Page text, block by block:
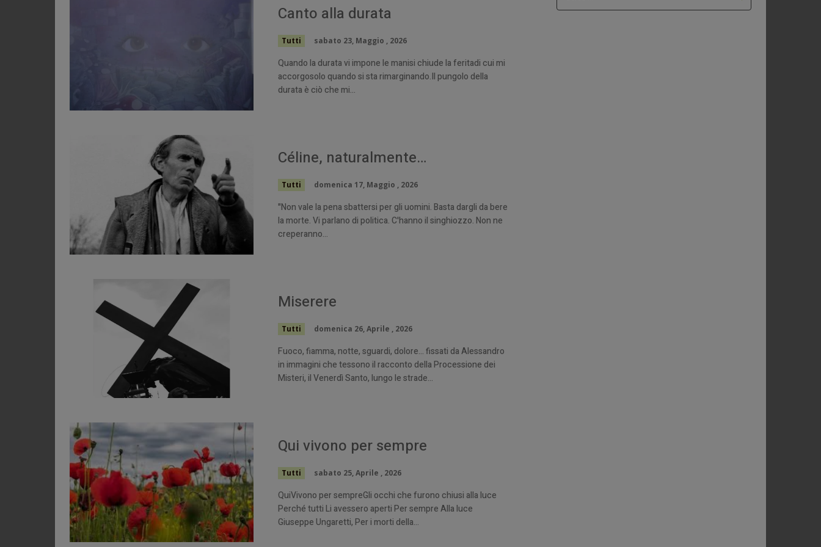
Canto alla durata
Tutti sabato 23, Maggio , 2026
Quando la durata vi impone le manisi chiude la feritadi cui mi
accorgosolo quando si sta rimarginando.Il pungolo della
durata è ciò che mi...
Céline, naturalmente…
Tutti domenica 17, Maggio , 2026
"Non vale la pena sbattersi per gli uomini. Basta dargli da bere
la morte. Vi parlano di politica. C'hanno il singhiozzo. Non ne
creperanno...
Miserere
Tutti domenica 26, Aprile , 2026
Fuoco, fiamma, notte, sguardi, dolore… fissati da Alessandro
in immagini che tessono il racconto della Processione dei
Misteri, il Venerdì Santo, lungo le strade...
Qui vivono per sempre
Tutti sabato 25, Aprile , 2026
QuiVivono per sempreGli occhi che furono chiusi alla luce
Perché tutti Li avessero aperti Per sempre Alla luce
Giuseppe Ungaretti, Per i morti della...